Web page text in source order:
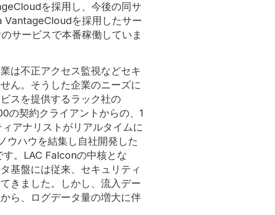
を採用し、今後の同サ
VantageCloudを採用したサー
サービスで本番稼働していま
は不正アクセス監視などセキ
ん。そうした企業のニーズに
スを提供するラック社の
の契約クライアントからの、1
アナリストがリアルタイムに
ウハウを結集し自社開発した
。LAC Falconの中核とな
基盤には従来、セキュリティ
きました。しかし、流入デー
ら、ログデータ量の増大に伴